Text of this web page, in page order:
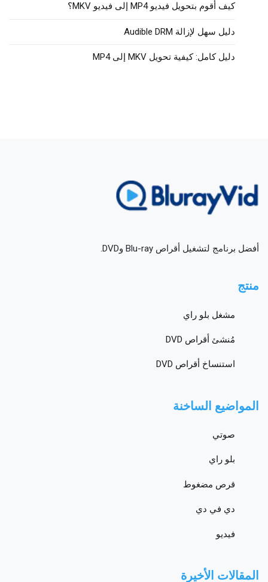
كيف أقوم بتحويل فيديو MP4 إلى فيديو MKV؟
دليل سهل لإزالة Audible DRM
دليل كامل: كيفية تحويل MKV إلى MP4
أفضل برنامج لتشغيل أقراص Blu-ray وDVD.
منتج
مشغل بلو راي
مُنشئ أقراص DVD
استنساخ أقراص DVD
المواضيع الساخنة
صوتي
بلو راي
قرص مضغوط
دي في دي
فيديو
المقالات الأخيرة